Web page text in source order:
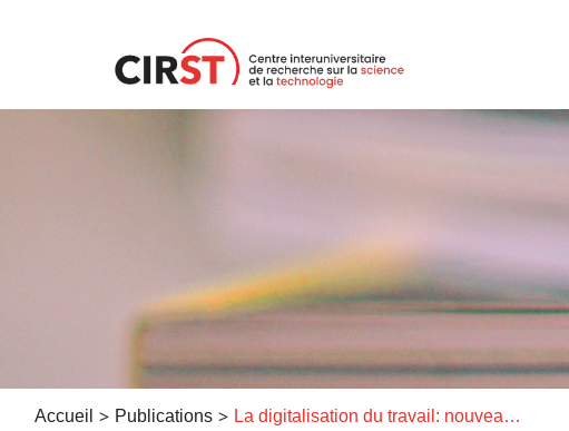
Accueil > Publications > La digitalisation du travail: nouveaux espaces est nouvelles temporalités de travail